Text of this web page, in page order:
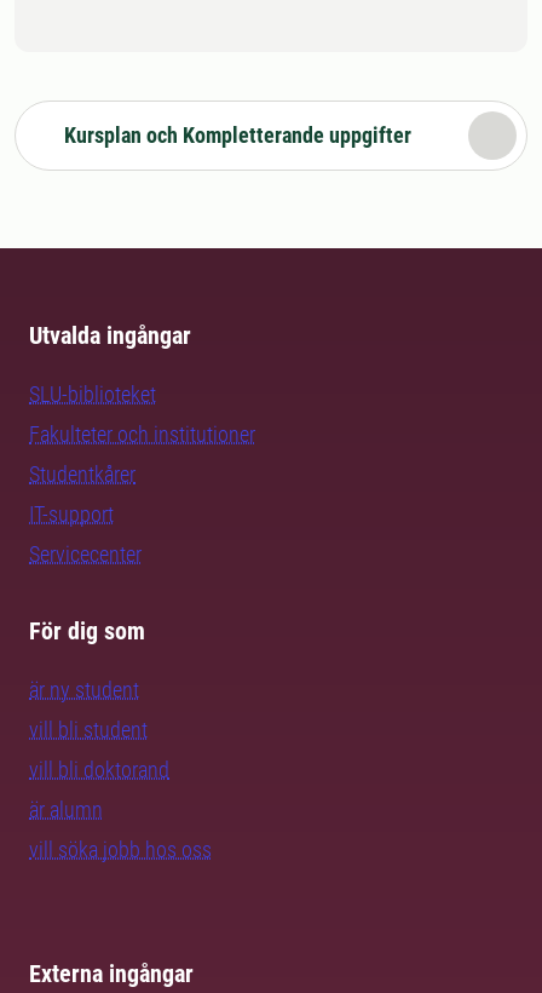
Kursplan och Kompletterande uppgifter
Utvalda ingångar
SLU-biblioteket
Fakulteter och institutioner
Studentkårer
IT-support
Servicecenter
För dig som
är ny student
vill bli student
vill bli doktorand
är alumn
vill söka jobb hos oss
Externa ingångar